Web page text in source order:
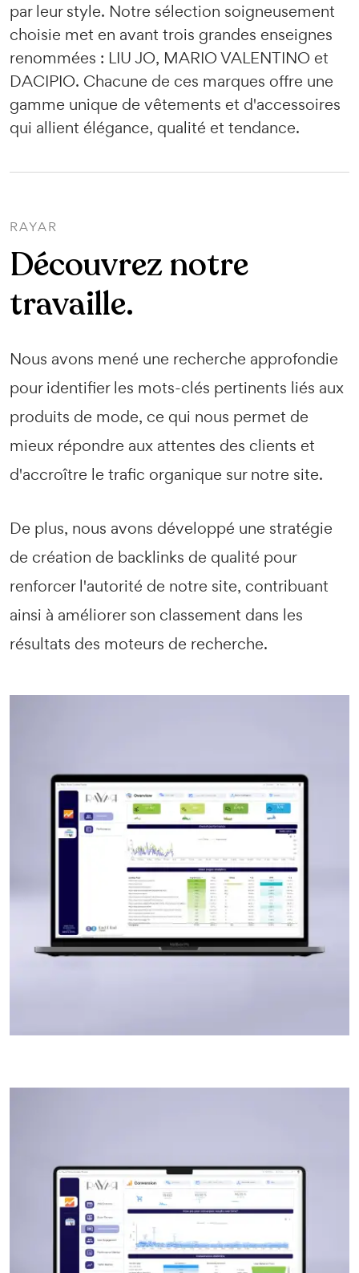
par leur style. Notre sélection soigneusement
choisie met en avant trois grandes enseignes
renommées : LIU JO, MARIO VALENTINO et
DACIPIO. Chacune de ces marques offre une
gamme unique de vêtements et d'accessoires
qui allient élégance, qualité et tendance.
RAYAR
Découvrez notre
travaille.
Nous avons mené une recherche approfondie
pour identifier les mots-clés pertinents liés aux
produits de mode, ce qui nous permet de
mieux répondre aux attentes des clients et
d'accroître le trafic organique sur notre site.
De plus, nous avons développé une stratégie
de création de backlinks de qualité pour
renforcer l'autorité de notre site, contribuant
ainsi à améliorer son classement dans les
résultats des moteurs de recherche.